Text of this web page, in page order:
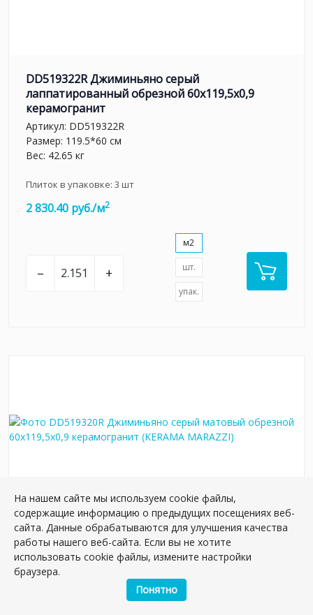
DD519322R Джиминьяно серый
лаппатированный обрезной 60x119,5x0,9
керамогранит
Артикул: DD519322R
Размер: 119.5*60 см
Вес: 42.65 кг
Плиток в упаковке: 3 шт
2 830.40 руб./м2
– +
м2
шт.
упак.
DD519320R Джиминьяно серый матовый
обрезной 60х119,5x0,9 керамогранит
Артикул:DD519320R
Размер: 119.5*60 см
На нашем сайте мы используем cookie файлы,
содержащие информацию о предыдущих посещениях веб-
сайта. Данные обрабатываются для улучшения качества
работы нашего веб-сайта. Если вы не хотите
использовать cookie файлы, измените настройки
браузера.
Понятно